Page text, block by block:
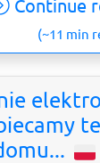
Continue
(~11 min